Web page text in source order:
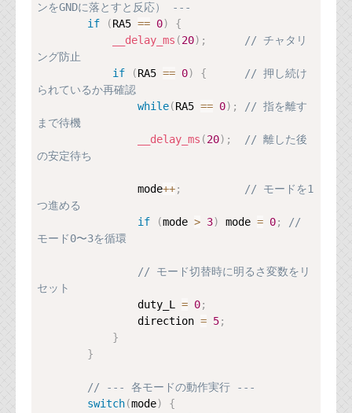
ンをGNDに落とすと反応） ---
if
(RA5 == 0)
{
__delay_ms (20) ;
// チャタリ
ング防止
if
(RA5 == 0) {
// 押し続け
られているか再確認
while(RA5 == 0) ;
// 指を離す
まで待機
__delay_ms (20) ;
// 離した後
の安定待ち
                mode
++;
// モードを1
つ進める
if
(mode > 3) mode = 0;
//
モード0〜3を循環
// モード切替時に明るさ変数をリ
セット
                duty_L
= 0;
                direction
= 5;
}
}
// --- 各モードの動作実行 ---
switch(mode)
{